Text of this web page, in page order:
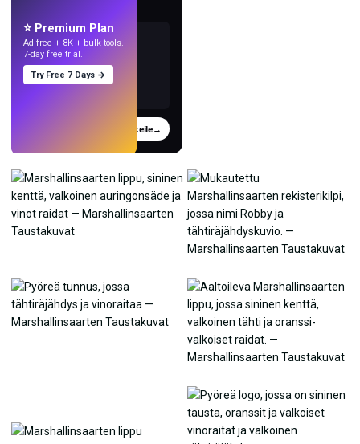
⭐ Premium Plan
Ad-free + 8K + bulk tools.
7-day free trial.
Try Free 7 Days →